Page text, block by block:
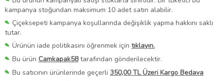
kampanya stoğundan maksimum 10 adet satın alabilir.
Çiçeksepeti kampanya koşullarında değişiklik yapma hakkını saklı
tutar.
Ürünün iade politikasını öğrenmek için tıklayın.
Bu ürün Camkapak58tarafından gönderilecektir.
Bu satıcının ürünlerinde geçerli 350,00 TL Üzeri Kargo Bedava